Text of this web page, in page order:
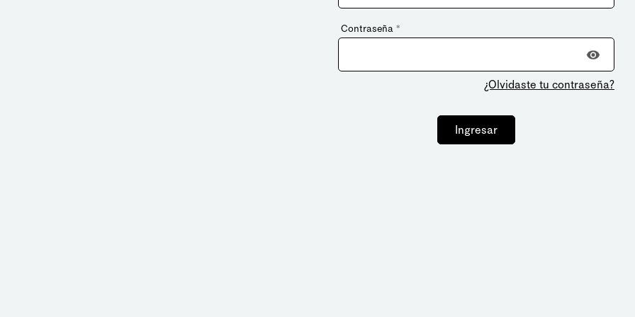
Contraseña *
¿Olvidaste tu contraseña?
Ingresar